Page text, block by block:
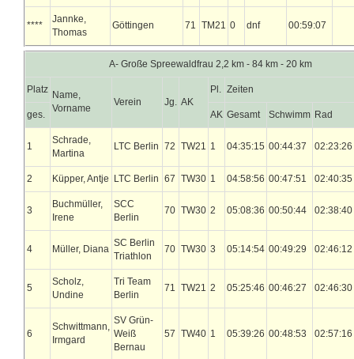
****
Jannke,
Thomas
Göttingen 71 TM21 0 dnf 00:59:07
A- Große Spreewaldfrau 2,2 km - 84 km - 20 km
Platz Name,
Vorname
Verein Jg. AK
Pl. Zeiten
ges. AK Gesamt Schwimm Rad
1
Schrade,
Martina
LTC Berlin 72 TW21 1 04:35:15 00:44:37 02:23:26
2 Küpper, Antje LTC Berlin 67 TW30 1 04:58:56 00:47:51 02:40:35
3
Buchmüller,
Irene
SCC
Berlin
70 TW30 2 05:08:36 00:50:44 02:38:40
4 Müller, Diana
SC Berlin
Triathlon
70 TW30 3 05:14:54 00:49:29 02:46:12
5
Scholz,
Undine
Tri Team
Berlin
71 TW21 2 05:25:46 00:46:27 02:46:30
6
Schwittmann,
Irmgard
SV Grün-
Weiß
Bernau
57 TW40 1 05:39:26 00:48:53 02:57:16